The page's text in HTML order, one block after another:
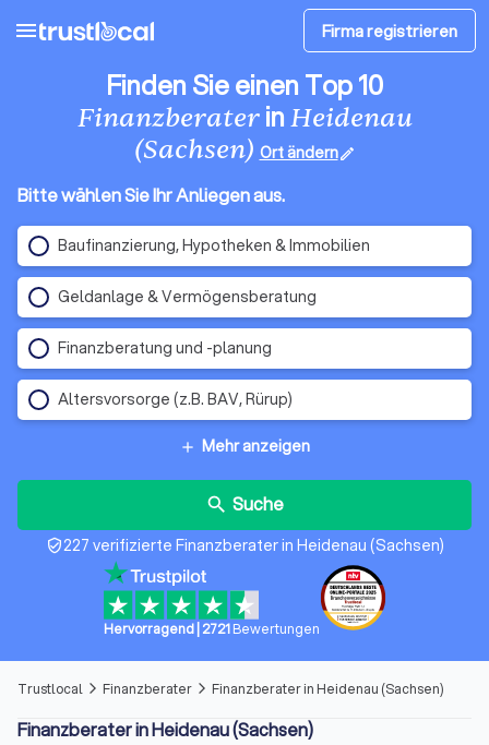
menu Firma registrieren
Finden Sie einen Top 10
FinanzberaterinHeidenau
(Sachsen) Ort ändernedit
Bitte wählen Sie Ihr Anliegen aus.
Baufinanzierung, Hypotheken & Immobilien
Geldanlage & Vermögensberatung
Finanzberatung und -planung
Altersvorsorge (z.B. BAV, Rürup)
add Mehr anzeigen
search Suche
verified_user227 verifizierte Finanzberater in Heidenau (Sachsen)
Hervorragend| 2721 Bewertungen
Trustlocal arrow_forward_ios Finanzberater arrow_forward_ios Finanzberater in Heidenau (Sachsen)
Finanzberater in Heidenau (Sachsen)